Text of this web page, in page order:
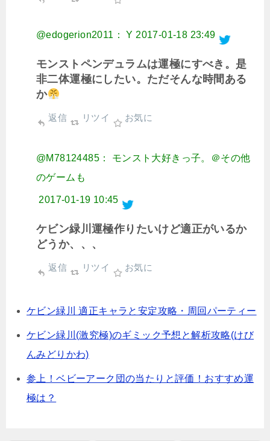
@edogerion2011： Y 2017-01-18 23:49
モンストペンデュラムは運極にすべき。是
非二体運極にしたい。ただそんな時間ある
か
返信 リツイ お気に
@M78124485： モンスト大好きっ子。＠その他
のゲームも
2017-01-19 10:45
ケビン緑川運極作りたいけど適正がいるか
どうか、、、
返信 リツイ お気に
ケビン緑川 適正キャラと安定攻略・周回パーティー
ケビン緑川(激究極)のギミック予想と解析攻略(けび
んみどりかわ)
参上！ベビーアーク団の当たりと評価！おすすめ運
極は？